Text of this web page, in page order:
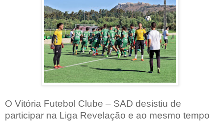
O Vitória Futebol Clube – SAD desistiu de
participar na Liga Revelação e ao mesmo tempo